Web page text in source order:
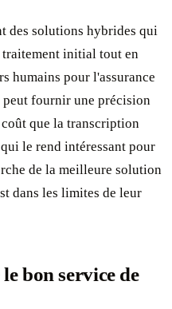
des solutions hybrides qui
initial tout en
humains pour l'assurance
fournir une précision
que la transcription
le rend intéressant pour
de la meilleure solution
dans les limites de leur
bon service de